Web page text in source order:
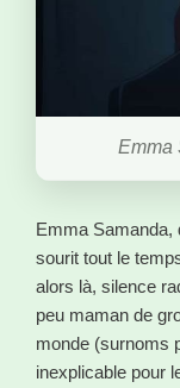
Emma
Emma Samanda,
sourit tout le
alors là, silence
peu maman de
monde (surnoms
inexplicable pour